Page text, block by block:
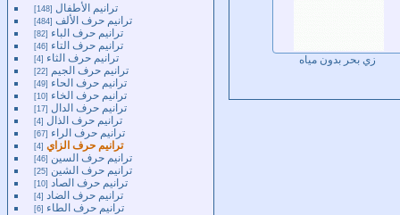
ترانيم الأطفال 148
ترانيم حرف الألف 484
ترانيم حرف الباء 82
ترانيم حرف التاء 46
ترانيم حرف الثاء 4
ترانيم حرف الجيم 22
ترانيم حرف الحاء 49
ترانيم حرف الخاء 10
ترانيم حرف الدال 17
ترانيم حرف الذال 4
ترانيم حرف الراء 67
ترانيم حرف الزاي 4
ترانيم حرف السين 46
ترانيم حرف الشين 25
ترانيم حرف الصاد 10
ترانيم حرف الضاد 4
ترانيم حرف الطاء 6
زي بحر بدون مياه